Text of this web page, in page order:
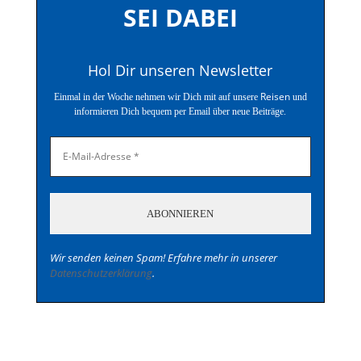
SEI DABEI
Hol Dir unseren Newsletter
Einmal in der Woche nehmen wir Dich mit auf unsere Reisenund
informieren Dich bequem per Email über neue Beiträge.
Wir senden keinen Spam! Erfahre mehr in unserer
Datenschutzerklärung.